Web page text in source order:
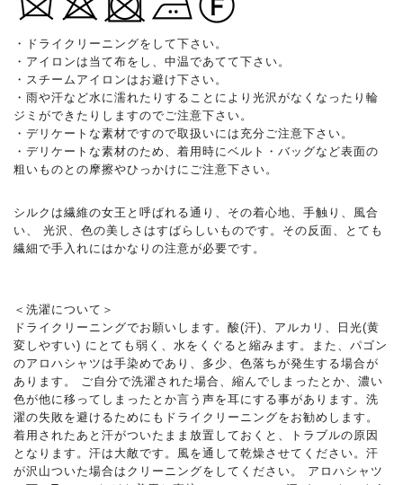
・ドライクリーニングをして下さい。
・アイロンは当て布をし、中温であてて下さい。
・スチームアイロンはお避け下さい。
・雨や汗など水に濡れたりすることにより光沢がなくなったり輪
ジミができたりしますのでご注意下さい。
・デリケートな素材ですので取扱いには充分ご注意下さい。
・デリケートな素材のため、着用時にベルト・バッグなど表面の
粗いものとの摩擦やひっかけにご注意下さい。
シルクは繊維の女王と呼ばれる通り、その着心地、手触り、風合
い、 光沢、色の美しさはすばらしいものです。その反面、とても
繊細で手入れにはかなりの注意が必要です。
＜洗濯について＞
ドライクリーニングでお願いします。酸(汗)、アルカリ、日光(黄
変しやすい) にとても弱く、水をくぐると縮みます。また、パゴン
のアロハシャツは手染めであり、多少、色落ちが発生する場合が
あります。 ご自分で洗濯された場合、縮んでしまったとか、濃い
色が他に移ってしまったとか言う声を耳にする事があります。洗
濯の失敗を避けるためにもドライクリーニングをお勧めします。
着用されたあと汗がついたまま放置しておくと、トラブルの原因
となります。汗は大敵です。風を通して乾燥させてください。汗
が沢山ついた場合はクリーニングをしてください。 アロハシャツ